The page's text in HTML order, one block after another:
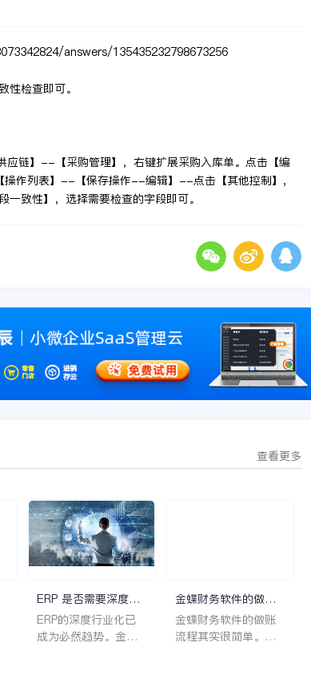
answers/135435232798673256
性检查即可。
应链】--【采购管理】，右键扩展采购入库单。点击【编
作列表】--【保存操作--编辑】--点击【其他控制】,
致性】，选择需要检查的字段即可。
查看更多
ERP 是否需要深度行
业化
ERP的深度行业化已
成为必然趋势。金蝶
金蝶财务软件的做账
流程是什么？
金蝶财务软件的做账
流程其实很简单。一